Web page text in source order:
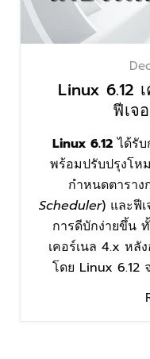
Linux 6.12
ฟีเจ
Linux 6.12ได้รับ
พร้อมปรับปรุงโห
กำหนดตารา
Scheduler) และฟี
การดีบักง่ายขึ้น
เคอร์เนล 4.x หลั
โดย Linux 6.12